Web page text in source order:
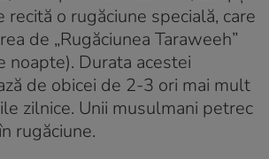
recită o rugăciune specială, care
de „Rugăciunea Taraweeh”
noapte). Durata acestei
de obicei de 2-3 ori mai mult
zilnice. Unii musulmani petrec
rugăciune.